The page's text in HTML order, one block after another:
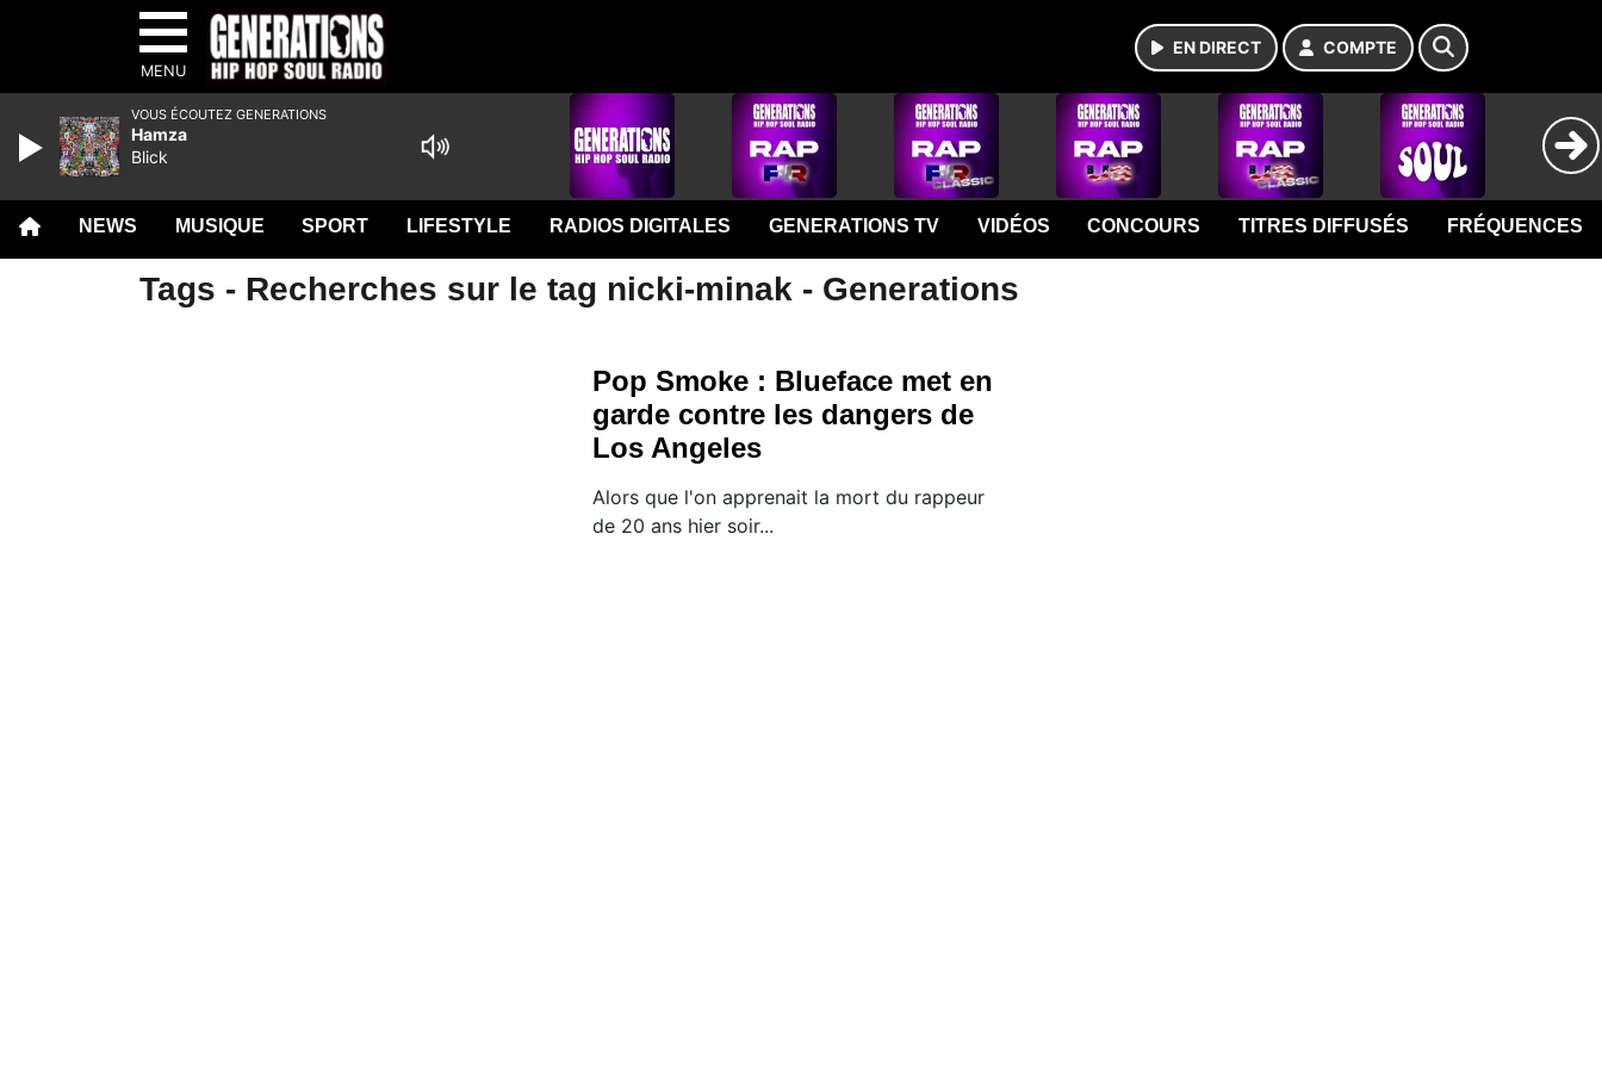
MENU
EN DIRECT COMPTE
NEWS MUSIQUE SPORT LIFESTYLE RADIOS DIGITALES GENERATIONS TV VIDÉOS CONCOURS TITRES DIFFUSÉS FRÉQUENCES
Tags - Recherches sur le tag nicki-minak - Generations
Pop Smoke : Blueface met en
garde contre les dangers de
Los Angeles
Alors que l'on apprenait la mort du rappeur
de 20 ans hier soir...
VOUS ÉCOUTEZ GENERATIONS
Hamza
Blick